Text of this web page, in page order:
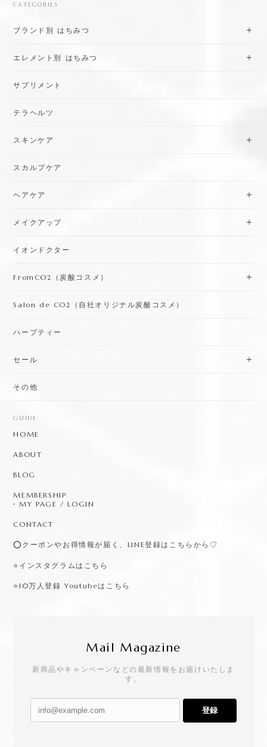
CATEGORIES
ブランド別 はちみつ
エレメント別 はちみつ
サプリメント
テラヘルツ
スキンケア
スカルプケア
ヘアケア
メイクアップ
イオンドクター
FromCO2（炭酸コスメ）
Salon de CO2（自社オリジナル炭酸コスメ）
ハーブティー
セール
その他
GUIDE
HOME
ABOUT
BLOG
MEMBERSHIP
MY PAGE / LOGIN
CONTACT
⭕️クーポンやお得情報が届く、LINE登録はこちらから♡
⭐️インスタグラムはこちら
⭐️10万人登録 Youtubeはこちら
Mail Magazine
新商品やキャンペーンなどの最新情報をお届けいたしま
す。
登録